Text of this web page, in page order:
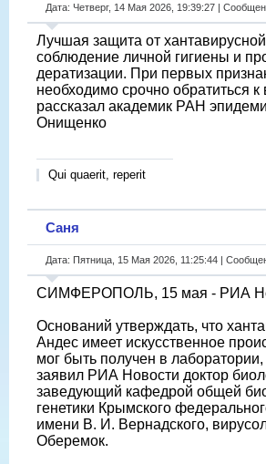
Дата: Четверг, 14 Мая 2026, 19:39:27 |
Лучшая защита от
соблюдение личной гигиены и
дератизации. При первых
необходимо срочно обратиться к
рассказал академик РАН
Онищенко
Qui quaerit, reperit
Саня
Дата: Пятница, 15 Мая 2026, 11:25:44 |
СИМФЕРОПОЛЬ, 15 мая - РИА
Оснований утверждать, что
Андес имеет искусственное
мог быть получен в лаборатории,
заявил РИА Новости доктор
заведующий кафедрой общей
генетики Крымского
имени В. И. Вернадского,
Оберемок.